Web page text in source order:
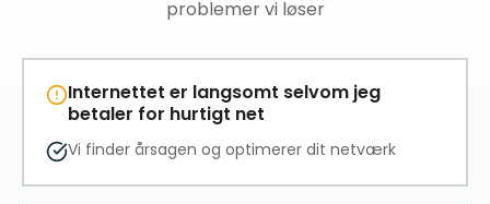
problemer vi løser
Internettet er langsomt selvom jeg
betaler for hurtigt net
Vi finder årsagen og optimerer dit netværk